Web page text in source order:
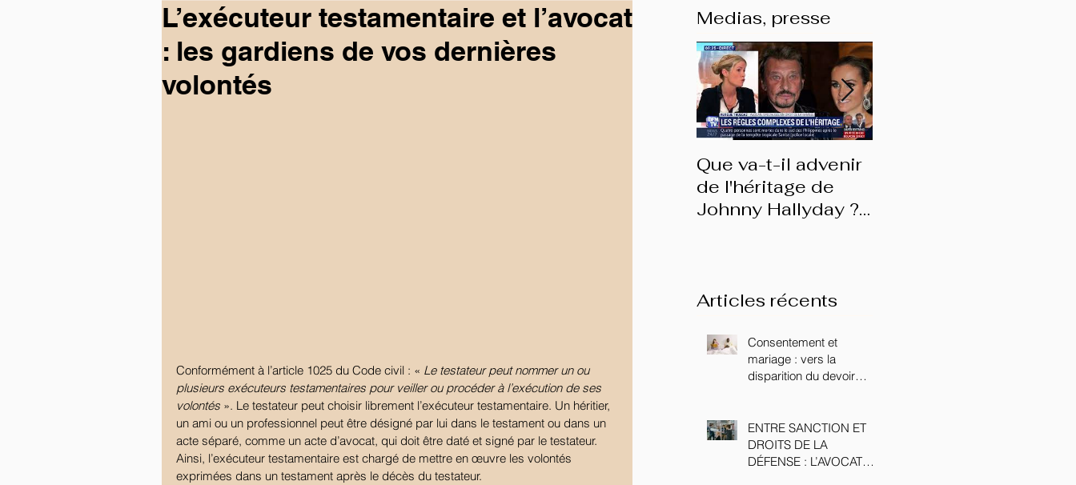
L’exécuteur testamentaire et l’avocat
: les gardiens de vos dernières
volontés
Conformément à l’article 1025 du Code civil : « Le testateur peut nommer un ou
plusieurs exécuteurs testamentaires pour veiller ou procéder à l’exécution de ses
volontés ». Le testateur peut choisir librement l’exécuteur testamentaire. Un héritier,
un ami ou un professionnel peut être désigné par lui dans le testament ou dans un
acte séparé, comme un acte d’avocat, qui doit être daté et signé par le testateur.
Ainsi, l’exécuteur testamentaire est chargé de mettre en œuvre les volontés
exprimées dans un testament après le décès du testateur.
Medias, presse
Que va-t-il advenir
de l'héritage de
Johnny Hallyday ?
Articles récents
Consentement et
mariage : vers la
disparition du devoir
ENTRE SANCTION ET
DROITS DE LA
DÉFENSE : L’AVOCAT